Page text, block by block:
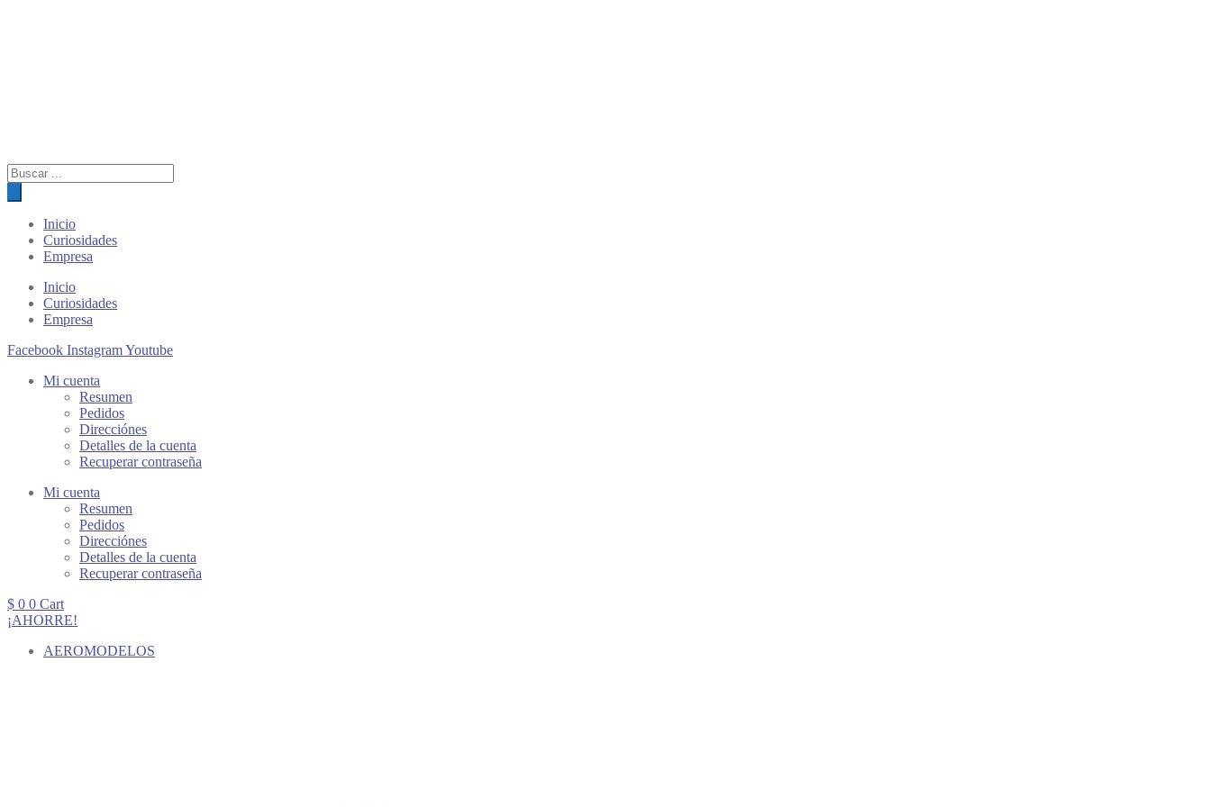
Búsqueda
de
productos
Inicio
Curiosidades
Empresa
Inicio
Curiosidades
Empresa
Facebook InstagramYoutube
Mi cuenta
Resumen
Pedidos
Direcciónes
Detalles de la cuenta
Recuperar contraseña
Mi cuenta
Resumen
Pedidos
Direcciónes
Detalles de la cuenta
Recuperar contraseña
$ 0 0 Cart
¡AHORRE!
AEROMODELOS